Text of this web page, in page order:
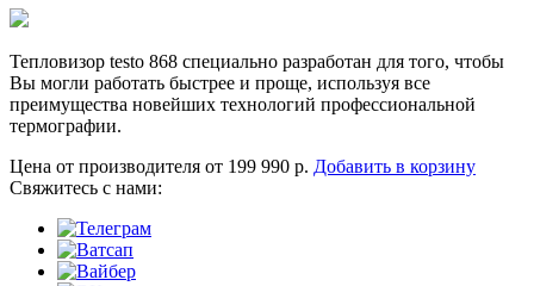
Тепловизор testo 868 специально разработан для того, чтобы
Вы могли работать быстрее и проще, используя все
преимущества новейших технологий профессиональной
термографии.
Цена от производителя от 199 990 р. Добавить в корзину
Cвяжитесь с нами: